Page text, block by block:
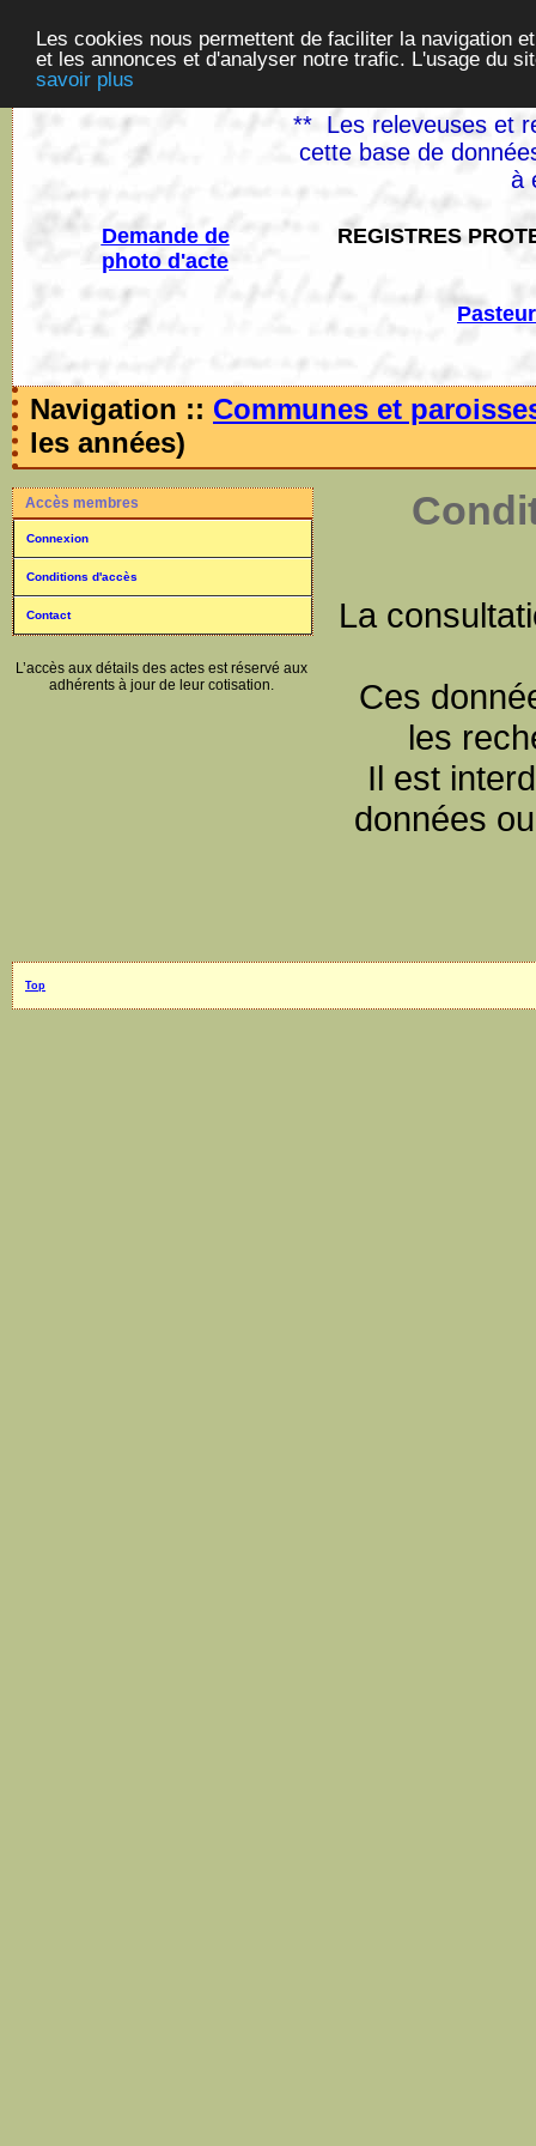
Les cookies nous permettent de faciliter la navigation
et les annonces et d'analyser notre trafic. L'usage du
savoir plus
** Les releveuses et
cette base de
à
Demande de
photo d'acte
REGISTRES
Navigation :: Communes et
les années)
Accès membres
Connexion
Conditions d'accès
Contact
L’accès aux détails des actes est réservé aux
adhérents à jour de leur cotisation.
La
Ces
les
Il est
données
Top